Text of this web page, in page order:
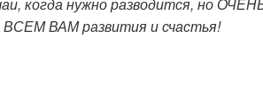
я была бы другой. И жизнь моя тоже.